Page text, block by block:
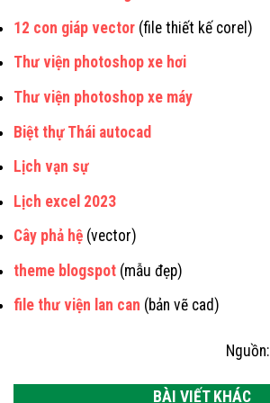
12 con giáp vector (file thiết kế corel)
Thư viện photoshop xe hơi
Thư viện photoshop xe máy
Biệt thự Thái autocad
Lịch vạn sự
Lịch excel 2023
Cây phả hệ (vector)
theme blogspot (mẫu đẹp)
file thư viện lan can (bản vẽ cad)
Nguồn:
BÀI VIẾT KHÁC